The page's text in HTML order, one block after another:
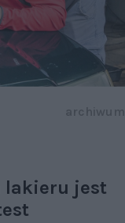
lakieru jest